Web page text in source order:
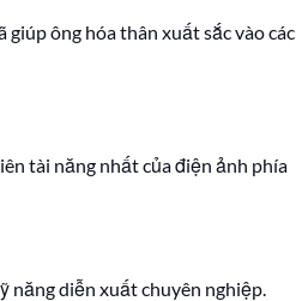
ông hóa thân xuất sắc vào các
tài năng nhất của điện ảnh phía
năng diễn xuất chuyên nghiệp.